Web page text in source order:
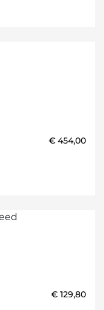
€ 454,00
€ 129,80